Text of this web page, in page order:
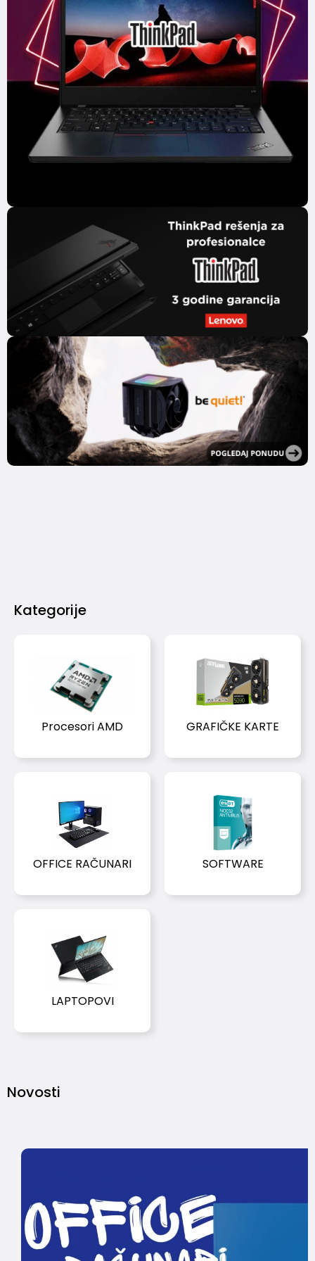
Kategorije
Procesori AMD GRAFIČKE KARTE
OFFICE RAČUNARI SOFTWARE
LAPTOPOVI
Novosti